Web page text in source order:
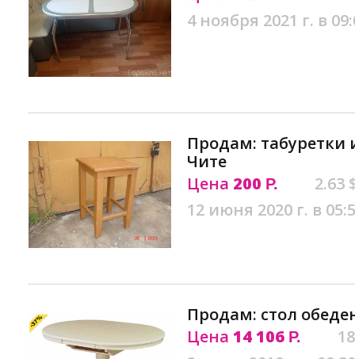
4 ноября 2021 г. в
Продам: табуретки
Чите
Цена 200 Р.
2.63
12 июня 2020 г. в
Продам: стол
Цена 14 106 Р.